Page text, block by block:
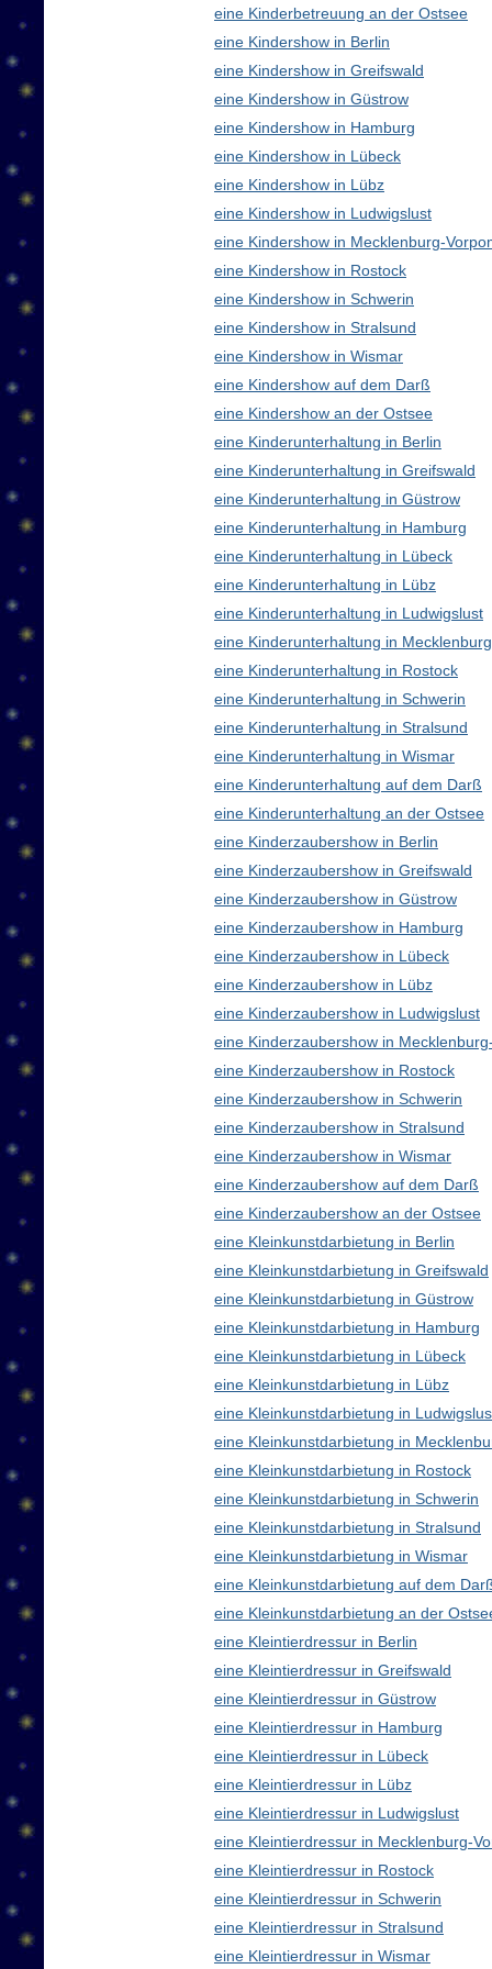
eine Kinderbetreuung an der Ostsee
eine Kindershow in Berlin
eine Kindershow in Greifswald
eine Kindershow in Güstrow
eine Kindershow in Hamburg
eine Kindershow in Lübeck
eine Kindershow in Lübz
eine Kindershow in Ludwigslust
eine Kindershow in Mecklenburg-
eine Kindershow in Rostock
eine Kindershow in Schwerin
eine Kindershow in Stralsund
eine Kindershow in Wismar
eine Kindershow auf dem Darß
eine Kindershow an der Ostsee
eine Kinderunterhaltung in Berlin
eine Kinderunterhaltung in Greifswald
eine Kinderunterhaltung in Güstrow
eine Kinderunterhaltung in Hamburg
eine Kinderunterhaltung in Lübeck
eine Kinderunterhaltung in Lübz
eine Kinderunterhaltung in Ludwigslust
eine Kinderunterhaltung in
eine Kinderunterhaltung in Rostock
eine Kinderunterhaltung in Schwerin
eine Kinderunterhaltung in Stralsund
eine Kinderunterhaltung in Wismar
eine Kinderunterhaltung auf dem Darß
eine Kinderunterhaltung an der Ostsee
eine Kinderzaubershow in Berlin
eine Kinderzaubershow in Greifswald
eine Kinderzaubershow in Güstrow
eine Kinderzaubershow in Hamburg
eine Kinderzaubershow in Lübeck
eine Kinderzaubershow in Lübz
eine Kinderzaubershow in Ludwigslust
eine Kinderzaubershow in
eine Kinderzaubershow in Rostock
eine Kinderzaubershow in Schwerin
eine Kinderzaubershow in Stralsund
eine Kinderzaubershow in Wismar
eine Kinderzaubershow auf dem Darß
eine Kinderzaubershow an der Ostsee
eine Kleinkunstdarbietung in Berlin
eine Kleinkunstdarbietung in Greifswald
eine Kleinkunstdarbietung in Güstrow
eine Kleinkunstdarbietung in Hamburg
eine Kleinkunstdarbietung in Lübeck
eine Kleinkunstdarbietung in Lübz
eine Kleinkunstdarbietung in
eine Kleinkunstdarbietung in
eine Kleinkunstdarbietung in Rostock
eine Kleinkunstdarbietung in Schwerin
eine Kleinkunstdarbietung in Stralsund
eine Kleinkunstdarbietung in Wismar
eine Kleinkunstdarbietung auf dem
eine Kleinkunstdarbietung an der
eine Kleintierdressur in Berlin
eine Kleintierdressur in Greifswald
eine Kleintierdressur in Güstrow
eine Kleintierdressur in Hamburg
eine Kleintierdressur in Lübeck
eine Kleintierdressur in Lübz
eine Kleintierdressur in Ludwigslust
eine Kleintierdressur in Mecklenburg-
eine Kleintierdressur in Rostock
eine Kleintierdressur in Schwerin
eine Kleintierdressur in Stralsund
eine Kleintierdressur in Wismar